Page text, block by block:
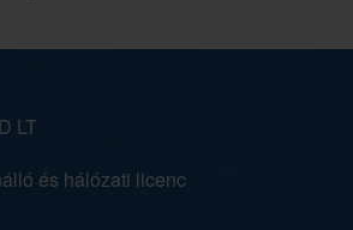
LT
és hálózati licenc